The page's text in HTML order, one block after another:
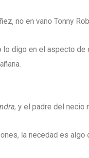
no en vano Tonny
digo en el aspecto
y el padre del necio
la necedad es algo